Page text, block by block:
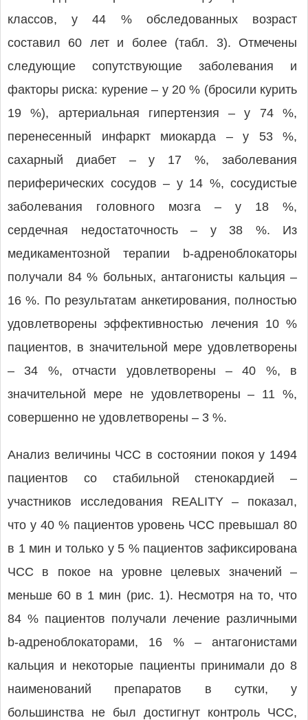
классов, у 44 % обследованных возраст
составил 60 лет и более (табл. 3). Отмечены
следующие сопутствующие заболевания и
факторы риска: курение – у 20 % (бросили курить
19 %), артериальная гипертензия – у 74 %,
перенесенный инфаркт миокарда – у 53 %,
сахарный диабет – у 17 %, заболевания
периферических сосудов – у 14 %, сосудистые
заболевания головного мозга – у 18 %,
сердечная недостаточность – у 38 %. Из
медикаментозной терапии b-адреноблокаторы
получали 84 % больных, антагонисты кальция –
16 %. По результатам анкетирования, полностью
удовлетворены эффективностью лечения 10 %
пациентов, в значительной мере удовлетворены
– 34 %, отчасти удовлетворены – 40 %, в
значительной мере не удовлетворены – 11 %,
совершенно не удовлетворены – 3 %.
Анализ величины ЧСС в состоянии покоя у 1494
пациентов со стабильной стенокардией –
участников исследования REALITY – показал,
что у 40 % пациентов уровень ЧСС превышал 80
в 1 мин и только у 5 % пациентов зафиксирована
ЧСС в покое на уровне целевых значений –
меньше 60 в 1 мин (рис. 1). Несмотря на то, что
84 % пациентов получали лечение различными
b-адреноблокаторами, 16 % – антагонистами
кальция и некоторые пациенты принимали до 8
наименований препаратов в сутки, у
большинства не был достигнут контроль ЧСС,